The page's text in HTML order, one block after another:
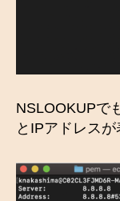
NSLOOKUPで
とIPアドレスが